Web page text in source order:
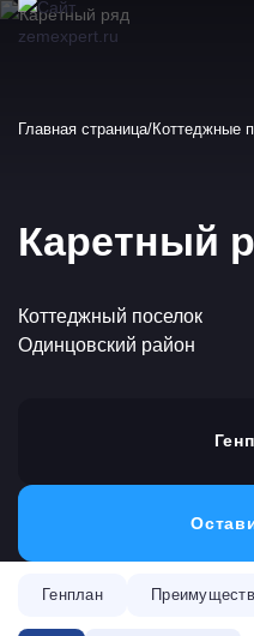
Главная страница Коттеджные
Каретный
Коттеджный поселок
Одинцовский район
Генплан